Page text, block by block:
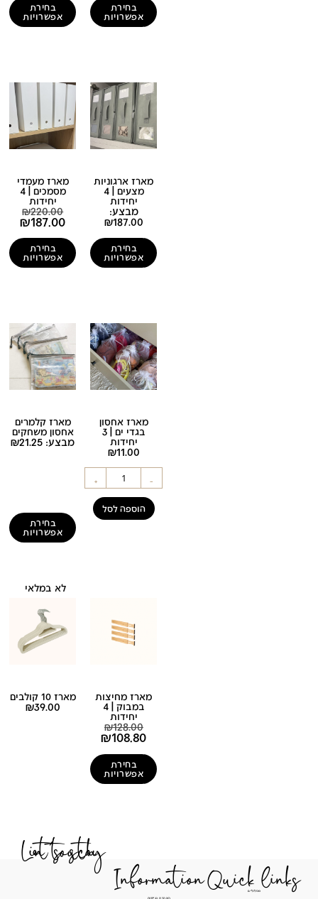
בחירת
אפשרויות
בחירת
אפשרויות
מארז ארגוניות
מצעים | 4
₪
בחירת
אפשרויות
מארז מעמדי
מסמכים | 4
₪
₪
בחירת
אפשרויות
מארז אחסון
בגדי ים | 3
הוספה לסל
מארז קלמרים
אחסון משחקים
מבצע: ₪21.25
בחירת
אפשרויות
מארז מחיצות
במבוק | 4
₪
₪
בחירת
אפשרויות
לא במלאי
מארז 10 קולבים
Quick
מסלולים Information
Let's stay in touch